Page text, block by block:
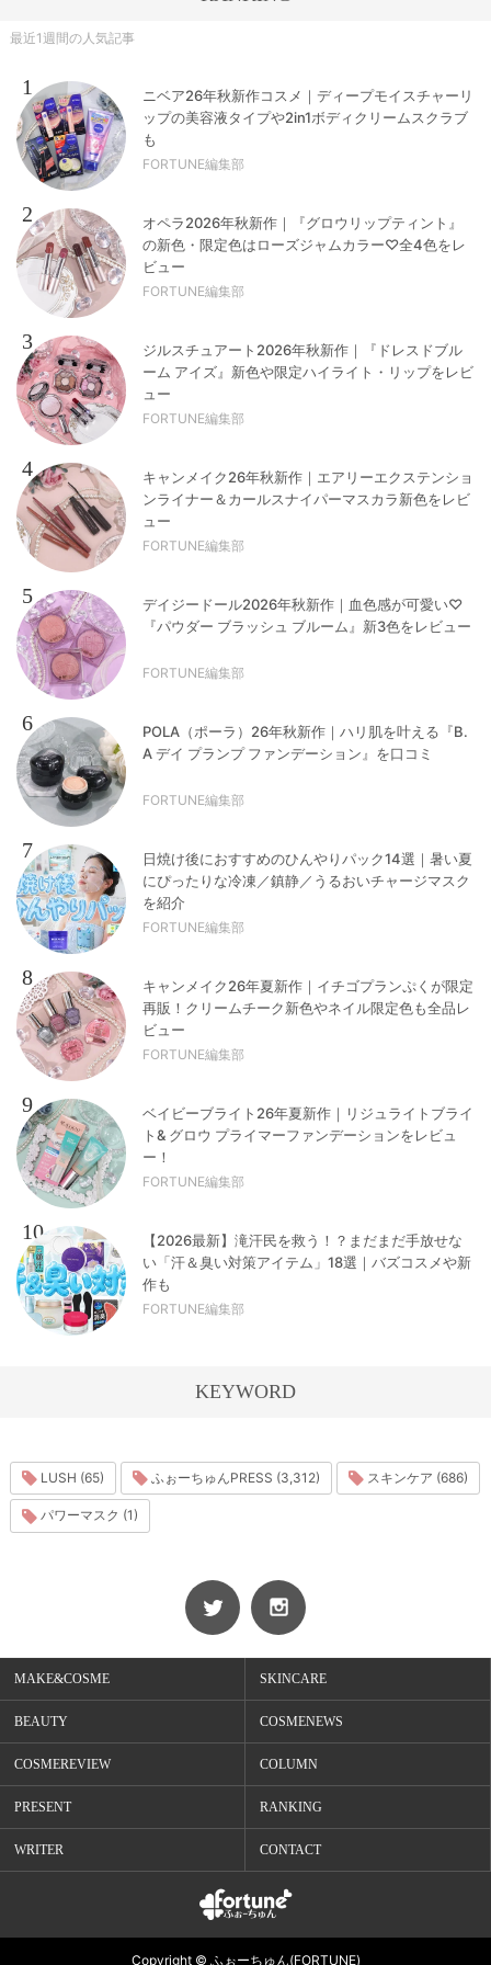
最近1週間の人気記事
1
ニベア26年秋新作コスメ｜ディープモイスチャーリ
ップの美容液タイプや2in1ボディクリームスクラブ
も
FORTUNE編集部
2
オペラ2026年秋新作｜『グロウリップティント』
の新色・限定色はローズジャムカラー♡全4色をレ
ビュー
FORTUNE編集部
3
ジルスチュアート2026年秋新作｜『ドレスドブル
ーム アイズ』新色や限定ハイライト・リップをレビ
ュー
FORTUNE編集部
4
キャンメイク26年秋新作｜エアリーエクステンショ
ンライナー＆カールスナイパーマスカラ新色をレビ
ュー
FORTUNE編集部
5
デイジードール2026年秋新作｜血色感が可愛い♡
『パウダー ブラッシュ ブルーム』新3色をレビュー
FORTUNE編集部
6
POLA（ポーラ）26年秋新作｜ハリ肌を叶える『B.
A デイ プランプ ファンデーション』を口コミ
FORTUNE編集部
7
日焼け後におすすめのひんやりパック14選｜暑い夏
にぴったりな冷凍／鎮静／うるおいチャージマスク
を紹介
FORTUNE編集部
8
キャンメイク26年夏新作｜イチゴプランぷくが限定
再販！クリームチーク新色やネイル限定色も全品レ
ビュー
FORTUNE編集部
9
ベイビーブライト26年夏新作｜リジュライトブライ
ト& グロウ プライマーファンデーションをレビュ
ー！
FORTUNE編集部
10
【2026最新】滝汗民を救う！？まだまだ手放せな
い「汗＆臭い対策アイテム」18選｜バズコスメや新
作も
FORTUNE編集部
KEYWORD
LUSH (65) ふぉーちゅんPRESS (3,312) スキンケア (686)
パワーマスク (1)
MAKE&COSME SKINCARE
BEAUTY COSMENEWS
COSMEREVIEW COLUMN
PRESENT RANKING
WRITER CONTACT
Copyright © ふぉーちゅん(FORTUNE)